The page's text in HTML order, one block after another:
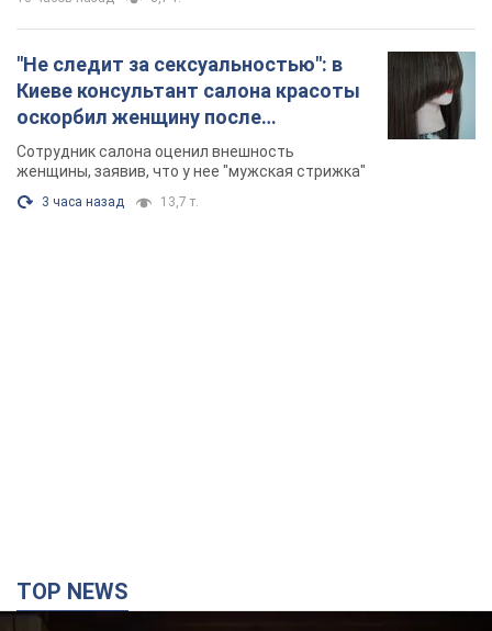
"Не следит за сексуальностью": в
Киеве консультант салона красоты
оскорбил женщину после
химиотерапии, разгорелся скандал.
Фото
Сотрудник салона оценил внешность
женщины, заявив, что у нее "мужская стрижка"
3 часа назад 13,7 т.
TOP NEWS